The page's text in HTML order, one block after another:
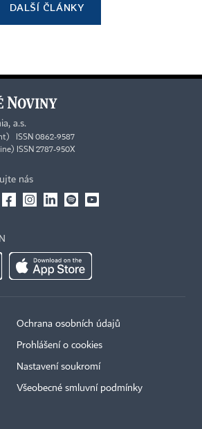
DALŠÍ ČLÁNKY
a.s.
ISSN 0862-9587
ISSN 2787-950X
nás
Ochrana osobních údajů
Prohlášení o cookies
Nastavení soukromí
Všeobecné smluvní podmínky